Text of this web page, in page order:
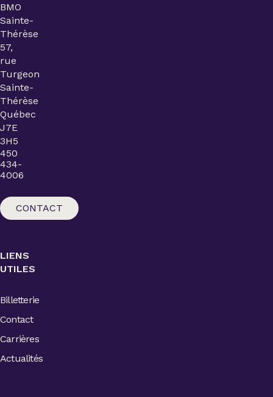
BMO
Sainte-
Thérèse
57,
rue
Turgeon
Sainte-
Thérèse
Québec
J7E
3H5
450
434-
4006
CONTACT
LIENS
UTILES
Billetterie
Contact
Carrières
Actualités